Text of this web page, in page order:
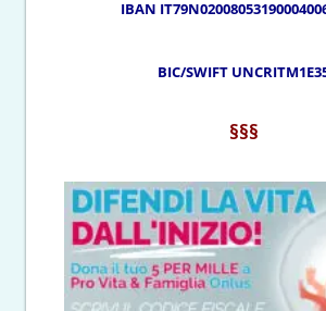
IBAN
BIC/SWIFT
§§§